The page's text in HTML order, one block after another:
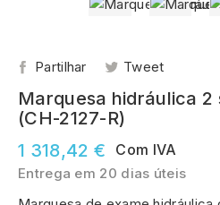
Partilhar Tweet
Marquesa hidráulica
(CH-2127-R)
1 318,42 €
Com IVA
Entrega em 20 dias úteis